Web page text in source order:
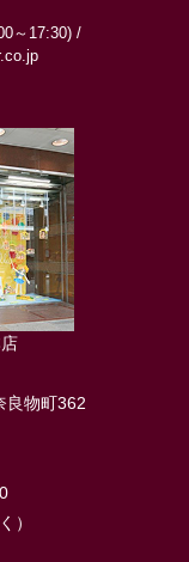
～17:30) /
良物町362
）